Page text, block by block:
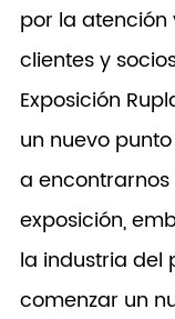
por la atención
clientes y
Exposición
un nuevo
a
exposición,
la industria del
comenzar un